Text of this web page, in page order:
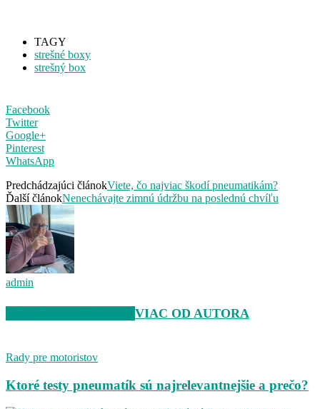
TAGY
strešné boxy
strešný box
Facebook
Twitter
Google+
Pinterest
WhatsApp
Predchádzajúci článokViete, čo najviac škodí pneumatikám?
Ďalší článokNenechávajte zimnú údržbu na poslednú chvíľu
admin
VIAC OD AUTORA
Rady pre motoristov
Ktoré testy pneumatík sú najrelevantnejšie a prečo?